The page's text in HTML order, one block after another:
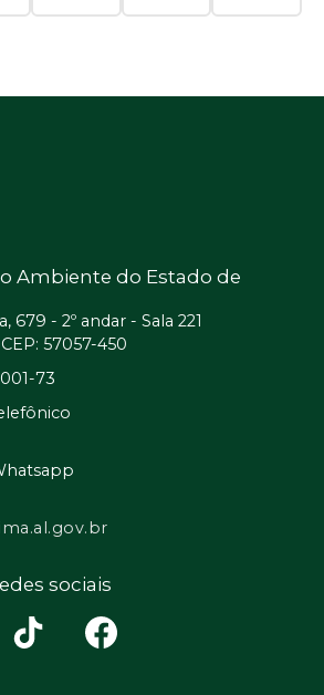
Ambiente do Estado de
679 - 2º andar - Sala 221
57057-450
73
sociais